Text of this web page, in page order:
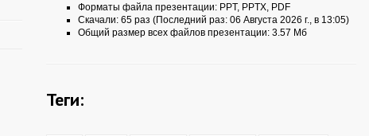
Форматы файла презентации: PPT, PPTX, PDF
Скачали: 65 раз (Последний раз: 06 Августа 2026 г., в 13:05)
Общий размер всех файлов презентации: 3.57 Мб
Теги: